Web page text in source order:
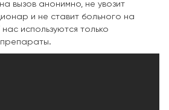
вызов анонимно, не увозит
и не ставит больного на
используются только